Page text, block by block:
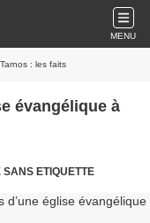
MENU
: les faits
évangélique à
SANS ETIQUETTE